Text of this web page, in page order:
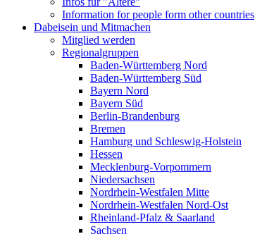
Information for people form other countries
Dabeisein und Mitmachen
Mitglied werden
Regionalgruppen
Baden-Württemberg Nord
Baden-Württemberg Süd
Bayern Nord
Bayern Süd
Berlin-Brandenburg
Bremen
Hamburg und Schleswig-Holstein
Hessen
Mecklenburg-Vorpommern
Niedersachsen
Nordrhein-Westfalen Mitte
Nordrhein-Westfalen Nord-Ost
Rheinland-Pfalz & Saarland
Sachsen